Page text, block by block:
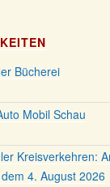
Bücherei
Mobil Schau
Kreisverkehren:
4. August 2026